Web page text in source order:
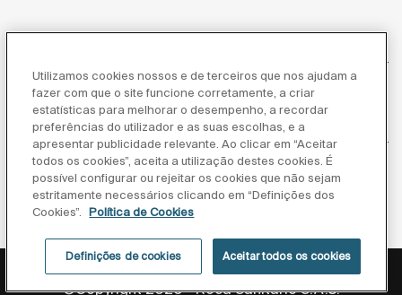
Inspiração
Siga-nos
Política de privacidade
©Copyright 2026 - Roca Sanitario S.A.U.
Utilizamos cookies nossos e de terceiros que nos ajudam a
fazer com que o site funcione corretamente, a criar
estatísticas para melhorar o desempenho, a recordar
preferências do utilizador e as suas escolhas, e a
apresentar publicidade relevante. Ao clicar em “Aceitar
todos os cookies”, aceita a utilização destes cookies. É
possível configurar ou rejeitar os cookies que não sejam
estritamente necessários clicando em “Definições dos
Cookies”.
Política de Cookies
Definições de cookies Aceitar todos os cookies